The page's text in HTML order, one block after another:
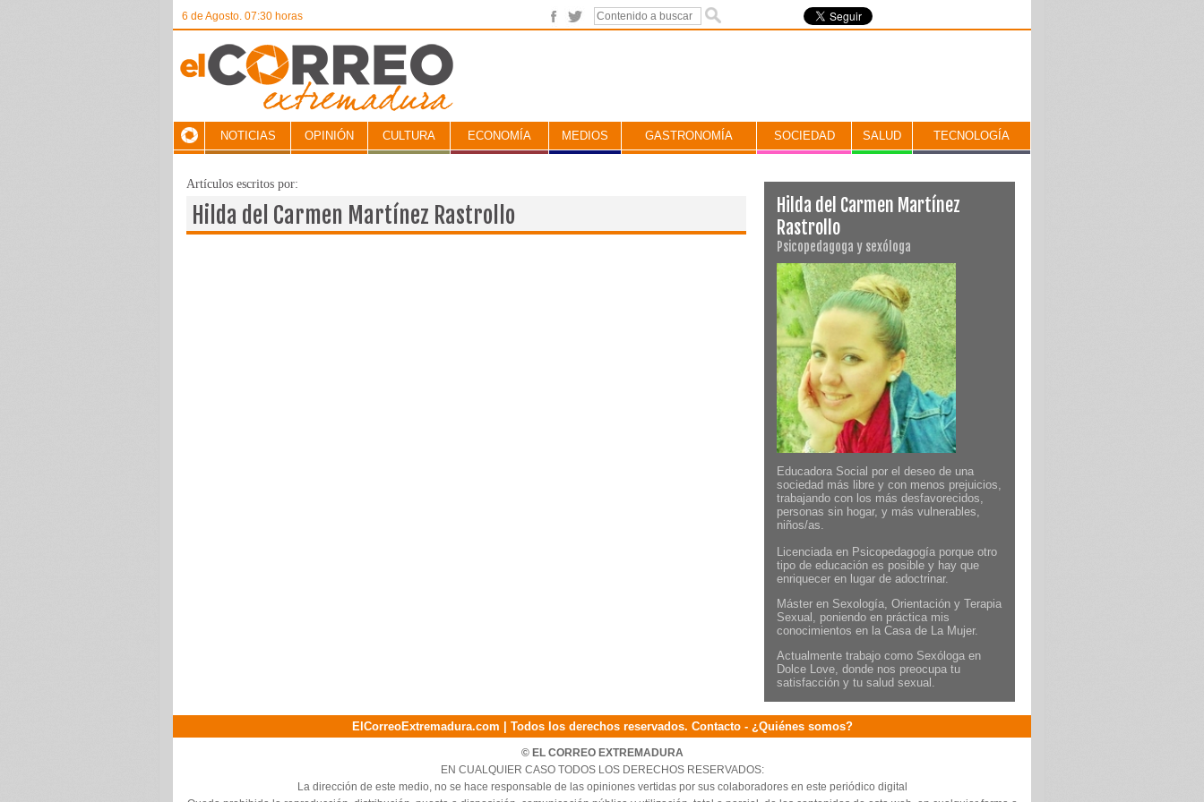
6 de Agosto. 07:30 horas
NOTICIAS OPINIÓN CULTURA ECONOMÍA MEDIOS GASTRONOMÍA SOCIEDAD SALUD TECNOLOGÍA
Artículos escritos por:
Hilda del Carmen Martínez Rastrollo
Hilda del Carmen Martínez
Rastrollo
Psicopedagoga y sexóloga
Educadora Social por el deseo de una
sociedad más libre y con menos prejuicios,
trabajando con los más desfavorecidos,
personas sin hogar, y más vulnerables,
niños/as.
Licenciada en Psicopedagogía porque otro
tipo de educación es posible y hay que
enriquecer en lugar de adoctrinar.
Máster en Sexología, Orientación y Terapia
Sexual, poniendo en práctica mis
conocimientos en la Casa de La Mujer.
Actualmente trabajo como Sexóloga en
Dolce Love, donde nos preocupa tu
satisfacción y tu salud sexual.
ElCorreoExtremadura.com | Todos los derechos reservados. Contacto- ¿Quiénes somos?
© EL CORREO EXTREMADURA
EN CUALQUIER CASO TODOS LOS DERECHOS RESERVADOS:
La dirección de este medio, no se hace responsable de las opiniones vertidas por sus colaboradores en este periódico digital